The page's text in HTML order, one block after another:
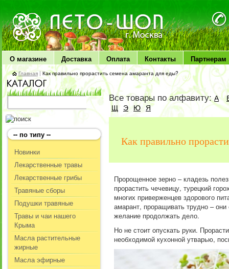
ЛЕТО чудо здоровья
О магазине Доставка Оплата Контакты Партнерам
Главная |Как правильно прорастить семена амаранта для еды?
-- по типу --
Новинки
Лекарственные травы
Лекарственные грибы
Травяные сборы
Подушки травяные
Травы и чаи нашего
Крыма
Масла растительные
жирные
Масла эфирные
Все товары по алфавиту:А
Щ Э Ю Я
Как правильно
Пророщенное зерно – кладезь
прорастить чечевицу, турецкий
многих приверженцев здорового
амарант, проращивать трудно –
желание продолжать дело.
Но не стоит опускать руки.
необходимой кухонной утварью,